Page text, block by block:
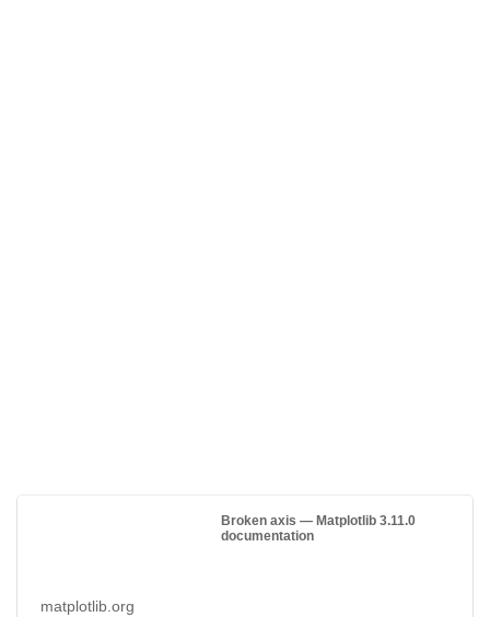
Broken axis — Matplotlib 3.11.0
documentation
matplotlib.org